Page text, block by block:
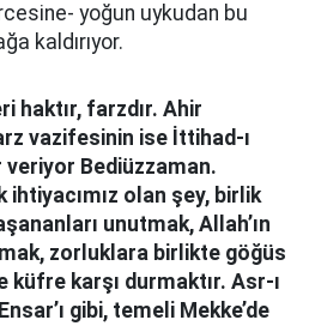
yoğun uykudan bu
kaldırıyor.
haktır, farzdır. Ahir
vazifesinin ise İttihad-ı
veriyor Bediüzzaman.
ihtiyacımız olan şey, birlik
unutmak, Allah’ın
zorluklara birlikte göğüs
karşı durmaktır. Asr-ı
gibi, temeli Mekke’de